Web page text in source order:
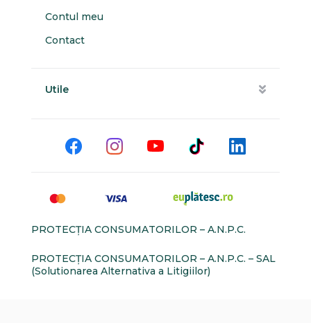
Contul meu
Contact
Utile
PROTECŢIA CONSUMATORILOR – A.N.P.C.
PROTECŢIA CONSUMATORILOR – A.N.P.C. – SAL
(Solutionarea Alternativa a Litigiilor)